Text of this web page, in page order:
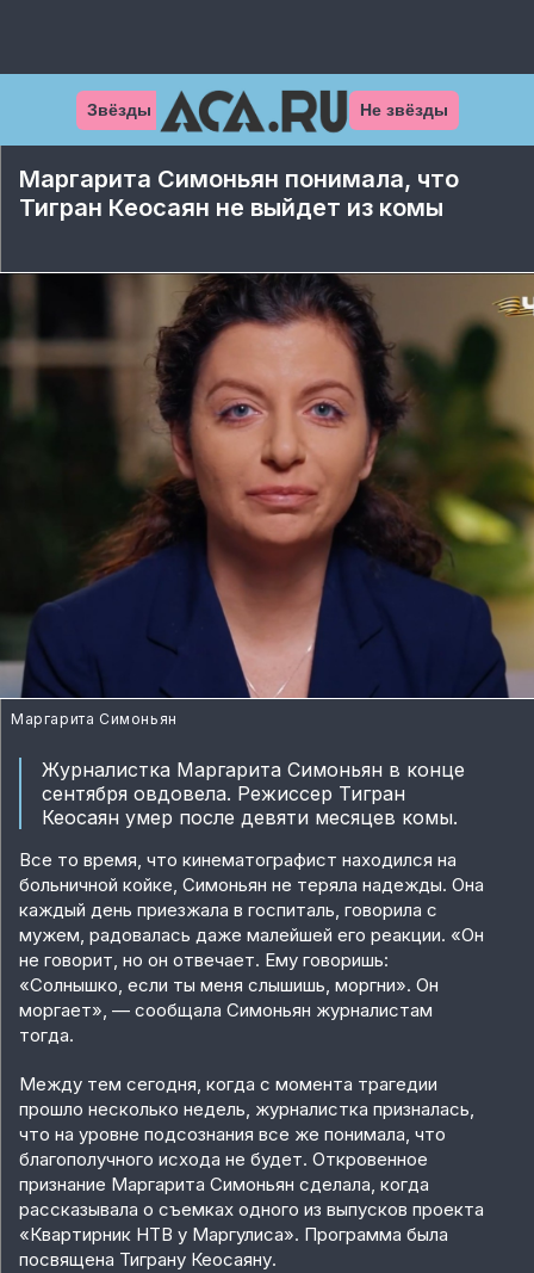
Звёзды Не звёзды
Маргарита Симоньян понимала, что
Тигран Кеосаян не выйдет из комы
Маргарита Симоньян
Журналистка Маргарита Симоньян в конце
сентября овдовела. Режиссер Тигран
Кеосаян умер после девяти месяцев комы.
Все то время, что кинематографист находился на
больничной койке, Симоньян не теряла надежды. Она
каждый день приезжала в госпиталь, говорила с
мужем, радовалась даже малейшей его реакции. «Он
не говорит, но он отвечает. Ему говоришь:
«Солнышко, если ты меня слышишь, моргни». Он
моргает», — сообщала Симоньян журналистам
тогда.
Между тем сегодня, когда с момента трагедии
прошло несколько недель, журналистка призналась,
что на уровне подсознания все же понимала, что
благополучного исхода не будет. Откровенное
признание Маргарита Симоньян сделала, когда
рассказывала о съемках одного из выпусков проекта
«Квартирник НТВ у Маргулиса». Программа была
посвящена Тиграну Кеосаяну.